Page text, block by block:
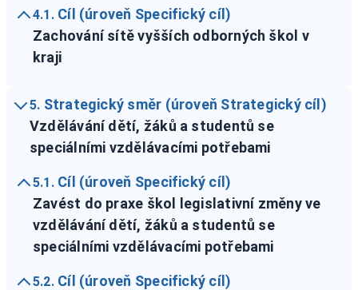
4.1. Cíl (úroveň Specifický cíl)
Zachování sítě vyšších odborných škol v
kraji
5. Strategický směr (úroveň Strategický cíl)
Vzdělávání dětí, žáků a studentů se
speciálními vzdělávacími potřebami
5.1. Cíl (úroveň Specifický cíl)
Zavést do praxe škol legislativní změny ve
vzdělávání dětí, žáků a studentů se
speciálními vzdělávacími potřebami
5.2. Cíl (úroveň Specifický cíl)